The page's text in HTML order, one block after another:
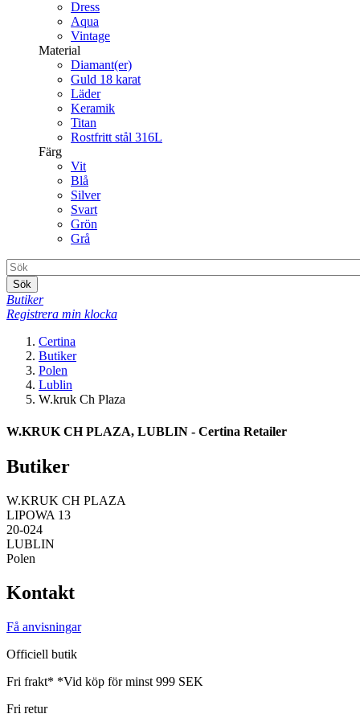
Dress
Aqua
Vintage
Material
Diamant(er)
Guld 18 karat
Läder
Keramik
Titan
Rostfritt stål 316L
Färg
Vit
Blå
Silver
Svart
Grön
Grå
Sök
Butiker
Registrera min klocka
Certina
Butiker
Polen
Lublin
W.kruk Ch Plaza
W.KRUK CH PLAZA, LUBLIN - Certina Retailer
Butiker
W.KRUK CH PLAZA
LIPOWA 13
20-024
LUBLIN
Polen
Kontakt
Få anvisningar
Officiell butik
Fri frakt* *Vid köp för minst 999 SEK
Fri retur